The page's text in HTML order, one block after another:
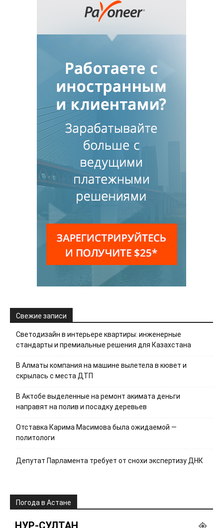
Свежие записи
Светодизайн в интерьере квартиры: инженерные
стандарты и премиальные решения для Казахстана
В Алматы компания на машине вылетела в кювет и
скрылась с места ДТП
В Актобе выделенные на ремонт акимата деньги
направят на полив и посадку деревьев
Отставка Карима Масимова была ожидаемой —
политологи
Депутат Парламента требует от снохи экспертизу ДНК
Погода в Астане
НУР-СУЛТАН